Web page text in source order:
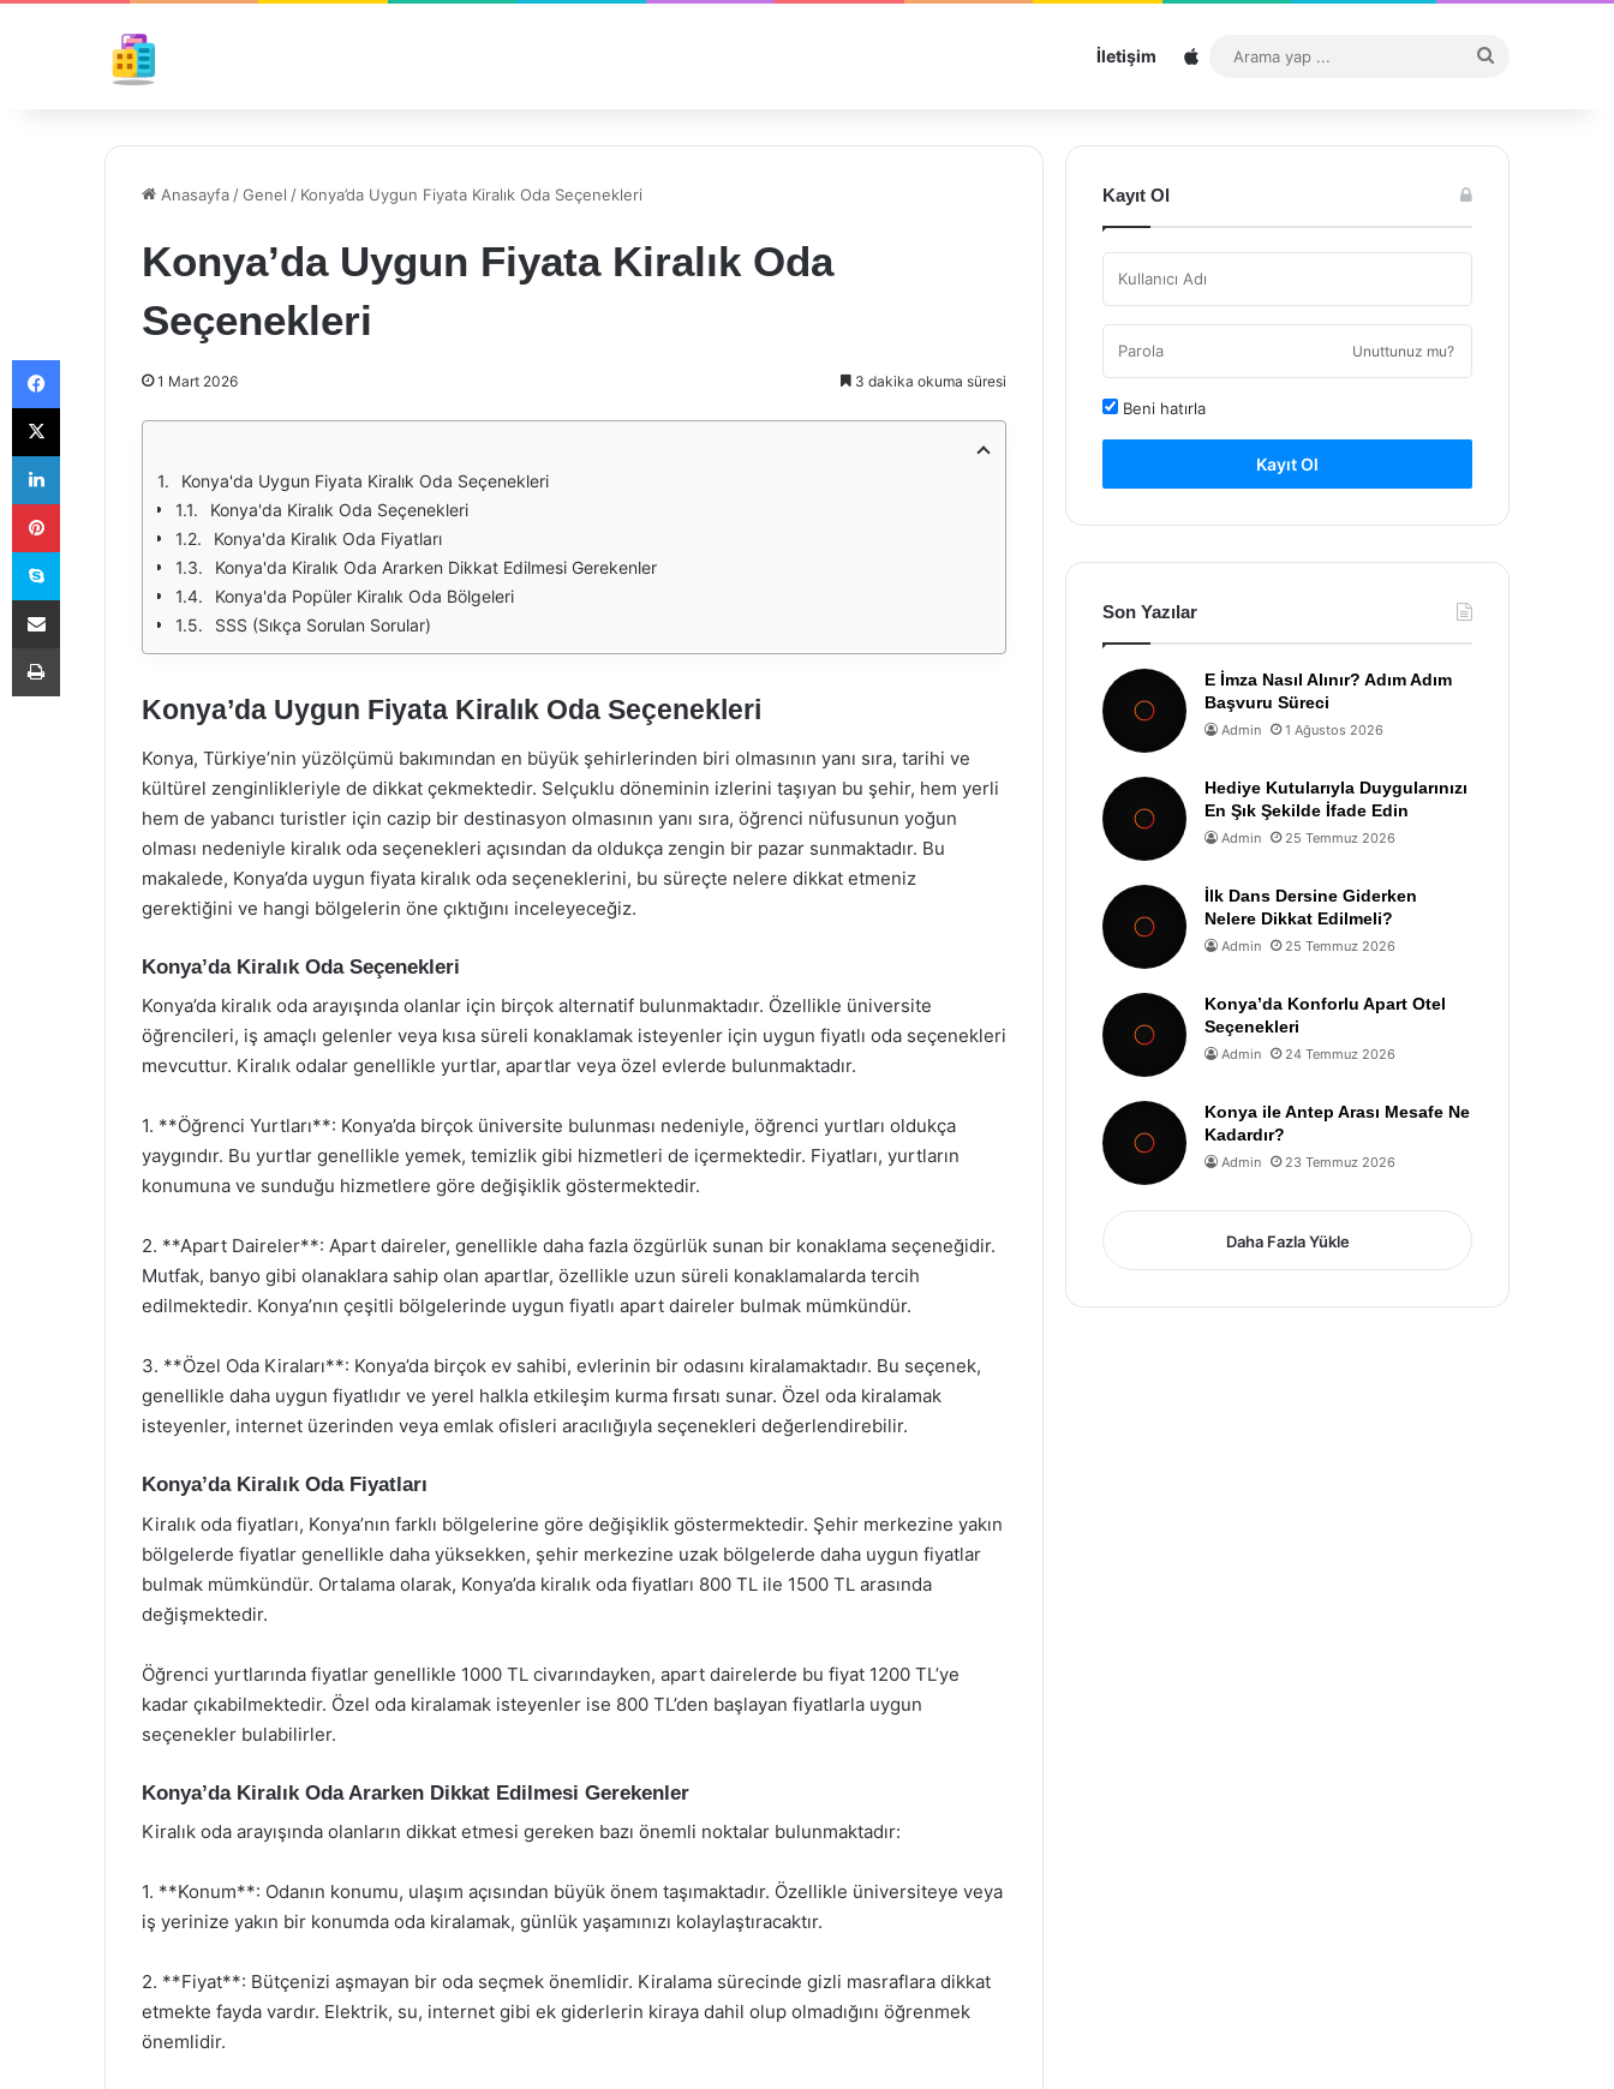
İletişim Sitemap
...
Anasayfa /Genel / Konya’da Uygun Fiyata Kiralık Oda Seçenekleri
Konya’da Uygun Fiyata Kiralık Oda
Seçenekleri
1 Mart 2026 3 dakika okuma süresi
Konya'da Uygun Fiyata Kiralık Oda Seçenekleri
Konya'da Kiralık Oda Seçenekleri
Konya'da Kiralık Oda Fiyatları
Konya'da Kiralık Oda Ararken Dikkat Edilmesi Gerekenler
Konya'da Popüler Kiralık Oda Bölgeleri
SSS (Sıkça Sorulan Sorular)
Konya’da Uygun Fiyata Kiralık Oda Seçenekleri
Konya, Türkiye’nin yüzölçümü bakımından en büyük şehirlerinden biri olmasının yanı sıra, tarihi ve
kültürel zenginlikleriyle de dikkat çekmektedir. Selçuklu döneminin izlerini taşıyan bu şehir, hem yerli
hem de yabancı turistler için cazip bir destinasyon olmasının yanı sıra, öğrenci nüfusunun yoğun
olması nedeniyle kiralık oda seçenekleri açısından da oldukça zengin bir pazar sunmaktadır. Bu
makalede, Konya’da uygun fiyata kiralık oda seçeneklerini, bu süreçte nelere dikkat etmeniz
gerektiğini ve hangi bölgelerin öne çıktığını inceleyeceğiz.
Konya’da Kiralık Oda Seçenekleri
Konya’da kiralık oda arayışında olanlar için birçok alternatif bulunmaktadır. Özellikle üniversite
öğrencileri, iş amaçlı gelenler veya kısa süreli konaklamak isteyenler için uygun fiyatlı oda seçenekleri
mevcuttur. Kiralık odalar genellikle yurtlar, apartlar veya özel evlerde bulunmaktadır.
1. **Öğrenci Yurtları**: Konya’da birçok üniversite bulunması nedeniyle, öğrenci yurtları oldukça
yaygındır. Bu yurtlar genellikle yemek, temizlik gibi hizmetleri de içermektedir. Fiyatları, yurtların
konumuna ve sunduğu hizmetlere göre değişiklik göstermektedir.
2. **Apart Daireler**: Apart daireler, genellikle daha fazla özgürlük sunan bir konaklama seçeneğidir.
Mutfak, banyo gibi olanaklara sahip olan apartlar, özellikle uzun süreli konaklamalarda tercih
edilmektedir. Konya’nın çeşitli bölgelerinde uygun fiyatlı apart daireler bulmak mümkündür.
3. **Özel Oda Kiraları**: Konya’da birçok ev sahibi, evlerinin bir odasını kiralamaktadır. Bu seçenek,
genellikle daha uygun fiyatlıdır ve yerel halkla etkileşim kurma fırsatı sunar. Özel oda kiralamak
isteyenler, internet üzerinden veya emlak ofisleri aracılığıyla seçenekleri değerlendirebilir.
Konya’da Kiralık Oda Fiyatları
Kiralık oda fiyatları, Konya’nın farklı bölgelerine göre değişiklik göstermektedir. Şehir merkezine yakın
bölgelerde fiyatlar genellikle daha yüksekken, şehir merkezine uzak bölgelerde daha uygun fiyatlar
bulmak mümkündür. Ortalama olarak, Konya’da kiralık oda fiyatları 800 TL ile 1500 TL arasında
değişmektedir.
Öğrenci yurtlarında fiyatlar genellikle 1000 TL civarındayken, apart dairelerde bu fiyat 1200 TL’ye
kadar çıkabilmektedir. Özel oda kiralamak isteyenler ise 800 TL’den başlayan fiyatlarla uygun
seçenekler bulabilirler.
Konya’da Kiralık Oda Ararken Dikkat Edilmesi Gerekenler
Kiralık oda arayışında olanların dikkat etmesi gereken bazı önemli noktalar bulunmaktadır:
1. **Konum**: Odanın konumu, ulaşım açısından büyük önem taşımaktadır. Özellikle üniversiteye veya
iş yerinize yakın bir konumda oda kiralamak, günlük yaşamınızı kolaylaştıracaktır.
2. **Fiyat**: Bütçenizi aşmayan bir oda seçmek önemlidir. Kiralama sürecinde gizli masraflara dikkat
etmekte fayda vardır. Elektrik, su, internet gibi ek giderlerin kiraya dahil olup olmadığını öğrenmek
önemlidir.
Kayıt Ol
Unuttunuz mu?
Beni hatırla
Kayıt Ol
Son Yazılar
E İmza Nasıl Alınır? Adım Adım
Başvuru Süreci
Admin 1 Ağustos 2026
Hediye Kutularıyla Duygularınızı
En Şık Şekilde İfade Edin
Admin 25 Temmuz 2026
İlk Dans Dersine Giderken
Nelere Dikkat Edilmeli?
Admin 25 Temmuz 2026
Konya’da Konforlu Apart Otel
Seçenekleri
Admin 24 Temmuz 2026
Konya ile Antep Arası Mesafe Ne
Kadardır?
Admin 23 Temmuz 2026
Daha Fazla Yükle
Facebook
X
LinkedIn
Pinterest
Skype
E-Posta ile paylaş